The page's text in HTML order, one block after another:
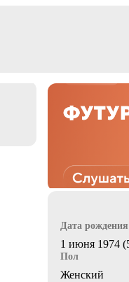
Дата рождения
1 июня 1974
Пол
Женский